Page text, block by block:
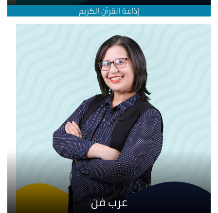
إذاعة القرآن الكريم
عرب فن